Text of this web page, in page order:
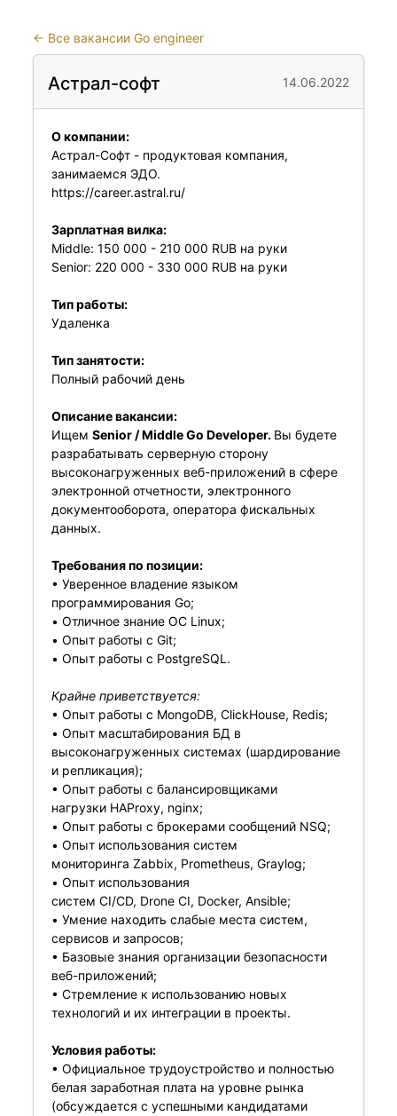
← Все вакансии Go engineer
Астрал-софт 14.06.2022
О компании:
Астрал-Софт - продуктовая компания,
занимаемся ЭДО.
https://career.astral.ru/
Зарплатная вилка:
Middle: 150 000 - 210 000 RUB на руки
Senior: 220 000 - 330 000 RUB на руки
Тип работы:
Удаленка
Тип занятости:
Полный рабочий день
Описание вакансии:
Ищем Senior / Middle Go Developer. Вы будете
разрабатывать серверную сторону
высоконагруженных веб-приложений в сфере
электронной отчетности, электронного
документооборота, оператора фискальных
данных.
Требования по позиции:
• Уверенное владение языком
программирования Go;
• Отличное знание OС Linux;
• Опыт работы с Git;
• Опыт работы с PostgreSQL.
Крайне приветствуется:
• Опыт работы с MongoDB, ClickHouse, Redis;
• Опыт масштабирования БД в
высоконагруженных системах (шардирование
и репликация);
• Опыт работы с балансировщиками
нагрузки HAProxy, nginx;
• Опыт работы с брокерами сообщений NSQ;
• Опыт использования систем
мониторинга Zabbix, Prometheus, Graylog;
• Опыт использования
систем CI/CD, Drone CI, Docker, Ansible;
• Умение находить слабые места систем,
сервисов и запросов;
• Базовые знания организации безопасности
веб-приложений;
• Стремление к использованию новых
технологий и их интеграции в проекты.
Условия работы:
• Официальное трудоустройство и полностью
белая заработная плата на уровне рынка
(обсуждается с успешными кандидатами